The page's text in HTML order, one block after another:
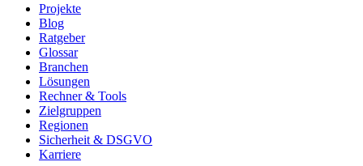
Projekte
Blog
Ratgeber
Glossar
Branchen
Lösungen
Rechner & Tools
Zielgruppen
Regionen
Sicherheit & DSGVO
Karriere